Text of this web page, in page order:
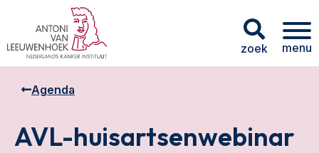
zoek menu
AVL-huisartsenwebinar
Agenda